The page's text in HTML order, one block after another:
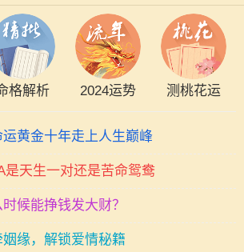
格解析 2024运势 测桃花运
黄金十年走上人生巅峰
是天生一对还是苦命鸳鸯
候能挣钱发大财？
缘，解锁爱情秘籍